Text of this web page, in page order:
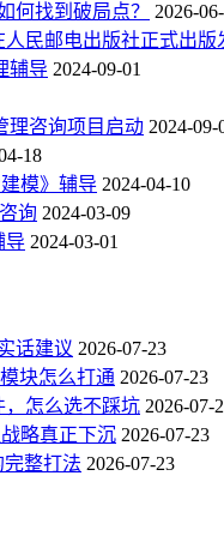
何找到破局点？
2026-
人民邮电出版社正式出版
辅导 2024-09-01
理咨询项目启动 2024-09-
18
模》辅导 2024-04-10
询 2024-03-09
导 2024-03-01
话建议 2026-07-23
块怎么打通 2026-07-23
，怎么选不踩坑 2026-07-
略真正下沉 2026-07-23
整打法 2026-07-23